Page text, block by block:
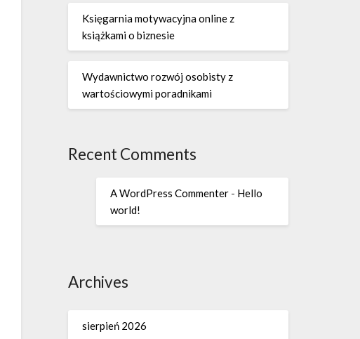
Księgarnia motywacyjna online z
książkami o biznesie
Wydawnictwo rozwój osobisty z
wartościowymi poradnikami
Recent Comments
A WordPress Commenter- Hello
world!
Archives
sierpień 2026